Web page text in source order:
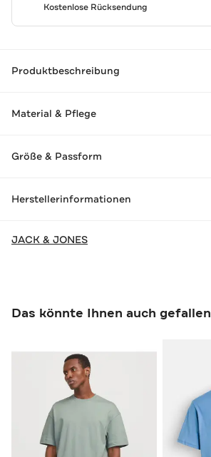
Kostenlose Rücksendung
Produktbeschreibung
Material & Pflege
Größe & Passform
Herstellerinformationen
JACK & JONES
Das könnte Ihnen auch gefallen